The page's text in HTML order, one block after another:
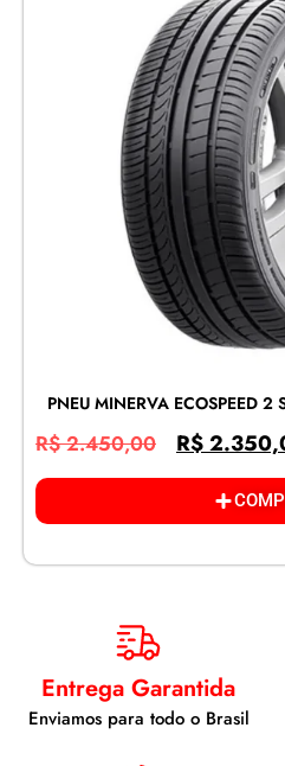
PNEU MINERVA ECOSPEED
R$2.450,00 R$
Entrega Garantida
Enviamos para todo o Brasil